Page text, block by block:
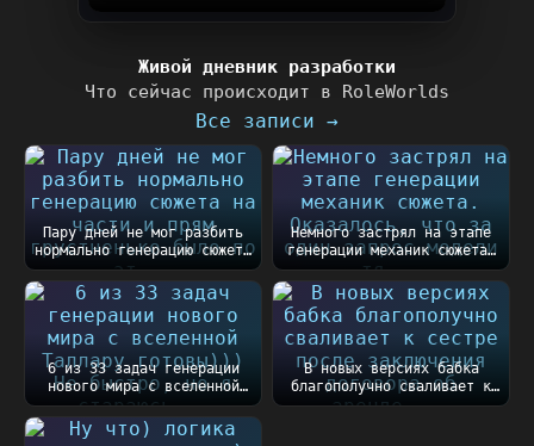
Живой дневник разработки
Что сейчас происходит в RoleWorlds
Все записи →
Пару дней не мог разбить
нормально генерацию сюжета
на части и п...
Немного застрял на этапе
генерации механик сюжета.
Оказалось, чт...
6 из 33 задач генерации
нового мира с вселенной
Таллару готовы))...
В новых версиях бабка
благополучно сваливает к
сестре после закл...